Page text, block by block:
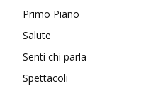
Primo Piano
Salute
Senti chi parla
Spettacoli